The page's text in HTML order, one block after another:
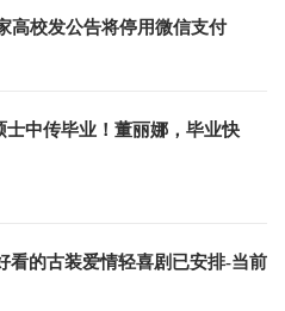
高校发公告将停用微信支付
中传毕业！董丽娜，毕业快
看的古装爱情轻喜剧已安排-当前